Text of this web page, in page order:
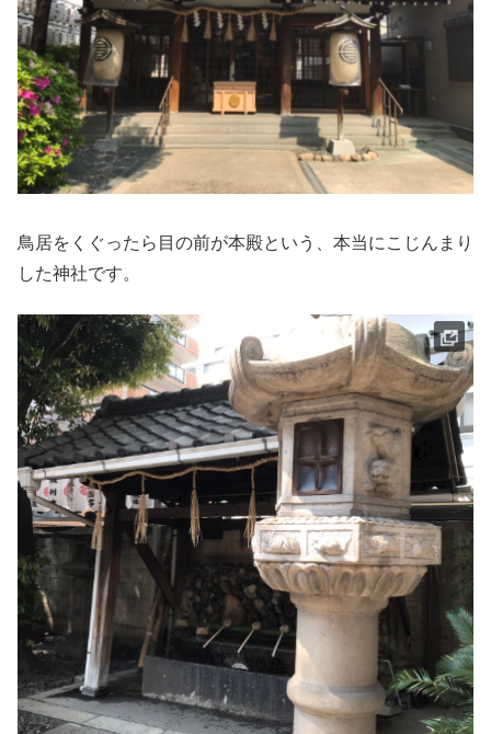
鳥居をくぐったら目の前が本殿という、本当にこじんまり
した神社です。